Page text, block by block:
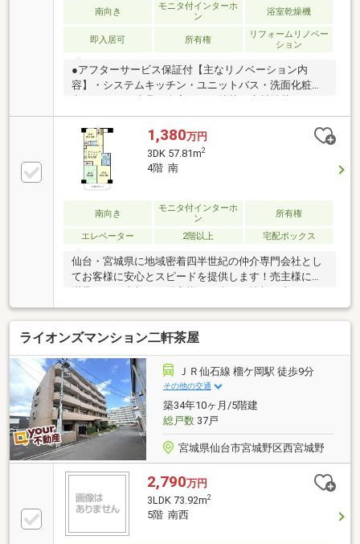
南向き
モニタ付インターホ
ン
浴室乾燥機
即入居可 所有権
リフォームリノベー
ション
●アフターサービス保証付【主なリノベーション内
容】・システムキッチン・ユニットバス・洗面化粧
スクリーニング 等
☆+☆+☆+☆+☆+☆+☆+☆+☆+☆+☆【ご成約特
典】対象物件をご契約のお客様へ『選べる家電』いず
れか1点をプレゼント！！詳しくはお気軽にお問い合
わせください
♪☆+☆+☆+☆+☆+☆+☆+☆+☆+☆+☆【購入のご
相談】地元に強い「山一地所」だから売買物件も豊富
です！ご希望の物件のご紹介から、ローンのご相談、
投資のご相談までおまかせください！！
☆+☆+☆+☆+☆+☆+☆+☆+☆+☆+☆
1,380万円
3DK 57.81m2
4階 南
南向き
モニタ付インターホ
ン
所有権
エレベーター 2階以上 宅配ボックス
仙台・宮城県に地域密着四半世紀の仲介専門会社とし
てお客様に安心とスピードを提供します！売主様には
イフスタイルに合致した最良の選択をご提案させて頂
きます！
ライオンズマンション二軒茶屋
ＪＲ仙石線 榴ケ岡駅 徒歩9分
その他の交通
築34年10ヶ月/5階建
総戸数37戸
宮城県仙台市宮城野区西宮城野
2,790万円
3LDK 73.92m2
5階 南西